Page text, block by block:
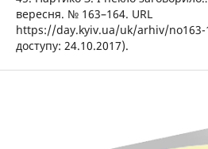
вересня. № 163–164. URL
https://day.kyiv.ua/uk/arhiv/no163-
доступу: 24.10.2017).